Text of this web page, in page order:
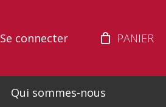
Se connecter
Qui sommes-nous